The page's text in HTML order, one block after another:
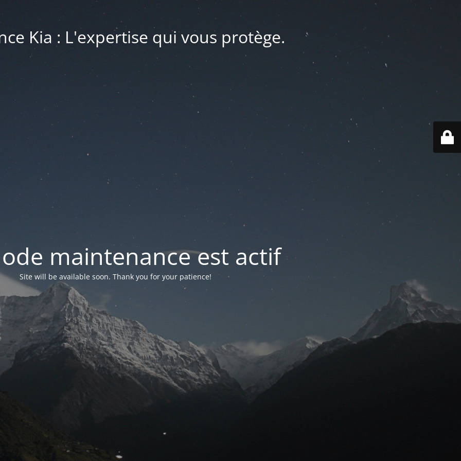
Kia : L'expertise qui vous protège.
maintenance est actif
Site will be available soon. Thank you for your patience!